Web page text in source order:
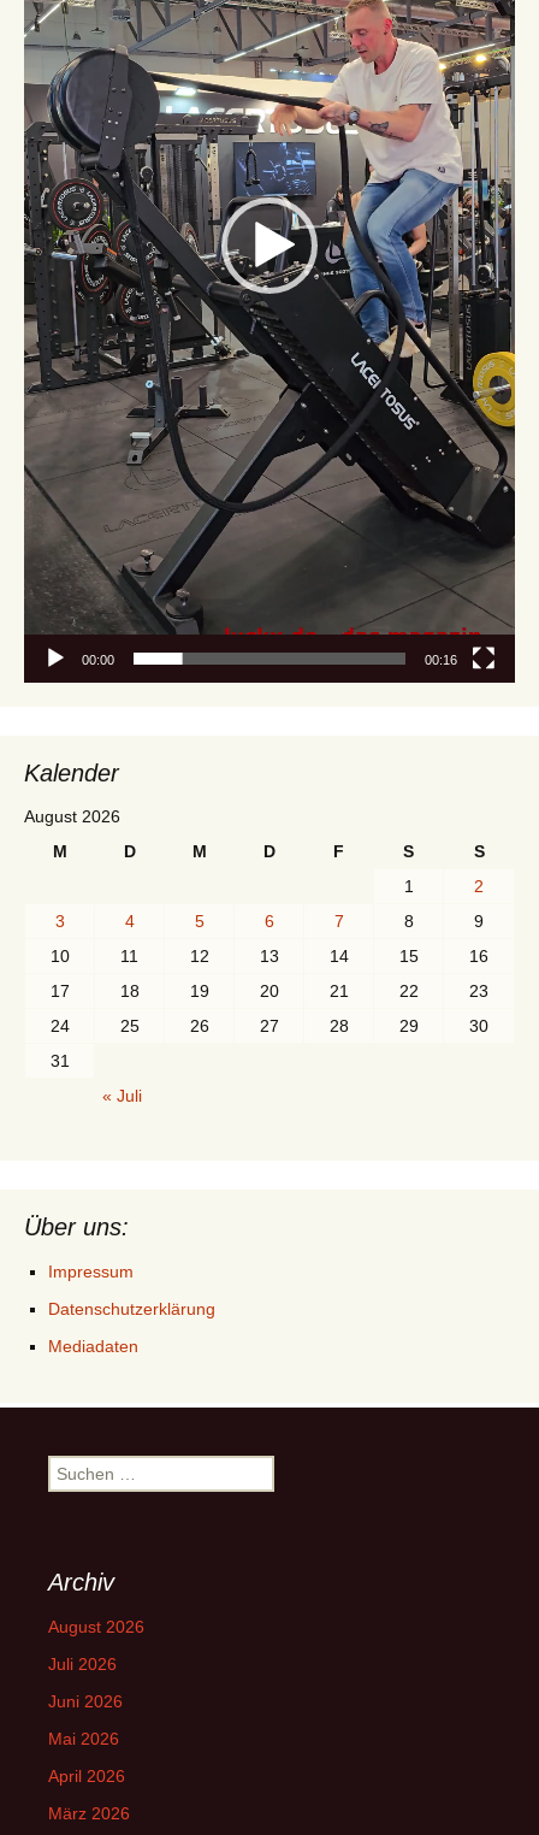
00:00 00:16
Kalender
August 2026
M
D M D F S
S
1
2
3
4 5 6 7 8
9
10
11 12 13 14 15
16
17
18 19 20 21 22
23
24
25 26 27 28 29
30
31
« Juli
Über uns:
Impressum
Datenschutzerklärung
Mediadaten
Suchen
nach:
Archiv
August 2026
Juli 2026
Juni 2026
Mai 2026
April 2026
März 2026